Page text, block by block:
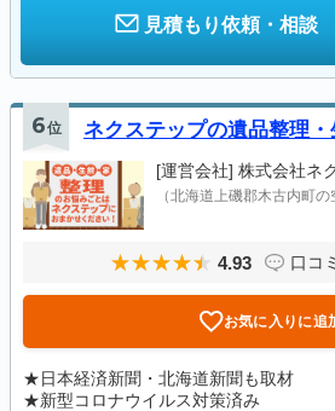
見積もり依頼・相談
6位 ネクステップの遺品整理・
[運営会社] 株式会社ネ
（北海道上磯郡木古内町の
4.93 口コ
お気に入りに追
★日本経済新聞・北海道新聞も取材
★新型コロナウイルス対策済み